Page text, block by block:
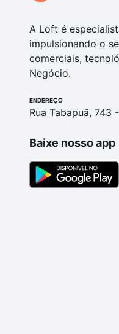
A Loft é
impulsionando o
comerciais,
Negócio.
ENDEREÇO
Rua Tabapuã, 743
Baixe nosso app